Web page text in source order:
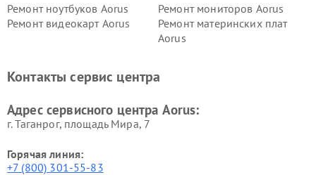
Ремонт ноутбуков Aorus
Ремонт мониторов Aorus
Ремонт видеокарт Aorus
Ремонт материнских плат
Aorus
Контакты сервис центра
Адрес сервисного центра Aorus:
г. Таганрог, площадь Мира, 7
Горячая линия:
+7 (800) 301-55-83